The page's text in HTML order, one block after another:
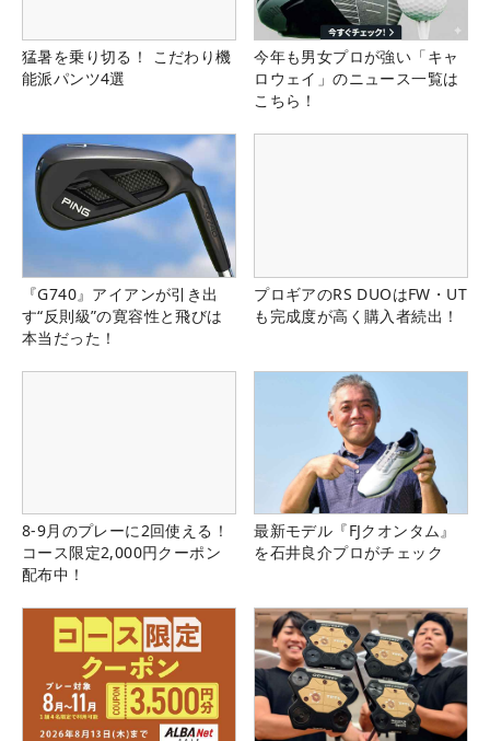
猛暑を乗り切る！ こだわり機
能派パンツ4選
今年も男女プロが強い「キャ
ロウェイ」のニュース一覧は
こちら！
『G740』アイアンが引き出
す“反則級”の寛容性と飛びは
本当だった！
プロギアのRS DUOはFW・UT
も完成度が高く購入者続出！
8-9月のプレーに2回使える！
コース限定2,000円クーポン
配布中！
最新モデル『FJクオンタム』
を石井良介プロがチェック